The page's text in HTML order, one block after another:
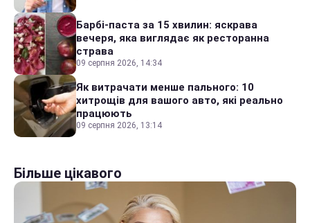
Барбі-паста за 15 хвилин: яскрава
вечеря, яка виглядає як ресторанна
страва
09 серпня 2026, 14:34
Як витрачати менше пального: 10
хитрощів для вашого авто, які реально
працюють
09 серпня 2026, 13:14
Більше цікавого